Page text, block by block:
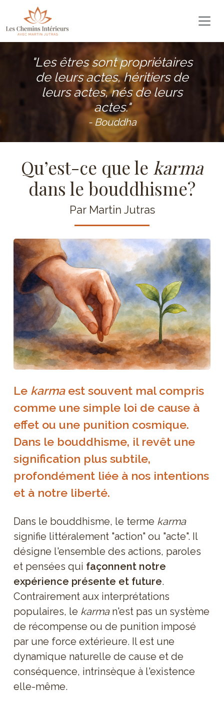
"Les êtres sont propriétaires
de leurs actes, héritiers de
leurs actes, nés de leurs
actes."
- Bouddha
Qu’est-ce que le karma
dans le bouddhisme?
Par Martin Jutras
Le karmaest souvent mal compris
comme une simple loi de cause à
effet ou une punition cosmique.
Dans le bouddhisme, il revêt une
signification plus subtile,
profondément liée à nos intentions
et à notre liberté.
Dans le bouddhisme, le terme karma
signifie littéralement "action" ou "acte". Il
désigne l'ensemble des actions, paroles
et pensées qui façonnent notre
expérience présente et future.
Contrairement aux interprétations
populaires, le karman'est pas un système
de récompense ou de punition imposé
par une force extérieure. Il est une
dynamique naturelle de cause et de
conséquence, intrinsèque à l'existence
elle-même.